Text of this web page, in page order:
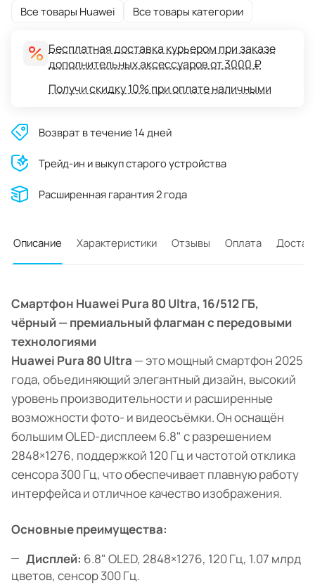
Все товары Huawei Все товары категории
Бесплатная доставка курьером при заказе
дополнительных аксессуаров от 3000 ₽
Получи скидку 10% при оплате наличными
Возврат в течение 14 дней
Трейд-ин и выкуп старого устройства
Расширенная гарантия 2 года
Описание Характеристики Отзывы Оплата
Смартфон Huawei Pura 80 Ultra, 16/512 ГБ,
чёрный — премиальный флагман с передовыми
технологиями
Huawei Pura 80 Ultra — это мощный смартфон 2025
года, объединяющий элегантный дизайн, высокий
уровень производительности и расширенные
возможности фото- и видеосъёмки. Он оснащён
большим OLED-дисплеем 6.8" с разрешением
2848×1276, поддержкой 120 Гц и частотой отклика
сенсора 300 Гц, что обеспечивает плавную работу
интерфейса и отличное качество изображения.
Основные преимущества:
Дисплей: 6.8" OLED, 2848×1276, 120 Гц, 1.07 млрд
цветов, сенсор 300 Гц.